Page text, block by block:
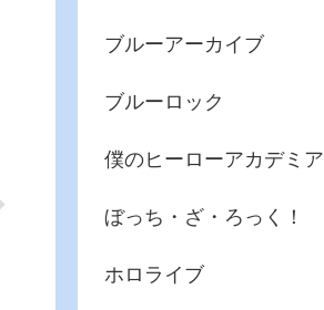
ブルーアーカイブ
ブルーロック
僕のヒーローアカデミア
ぼっち・ざ・ろっく！
ホロライブ